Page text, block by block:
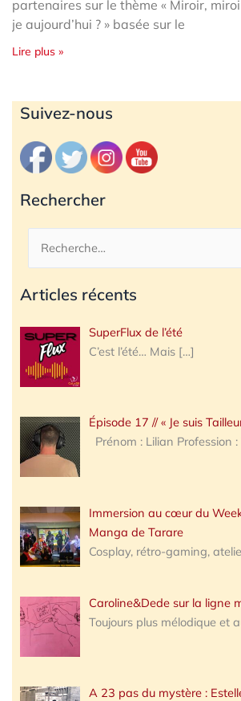
partenaires sur le thème « Miroir,
je aujourd’hui ? » basée sur le
Lire plus »
Suivez-nous
Rechercher
Rechercher :
Articles récents
SuperFlux de l’été
C’est l’été… Mais […]
Épisode 17 // « Je suis
Prénom : Lilian Profession :
Immersion au cœur du
Manga de Tarare
Cosplay, rétro-gaming,
Caroline&Dede sur la ligne
Toujours plus mélodique et
A 23 pas du mystère :
Archives